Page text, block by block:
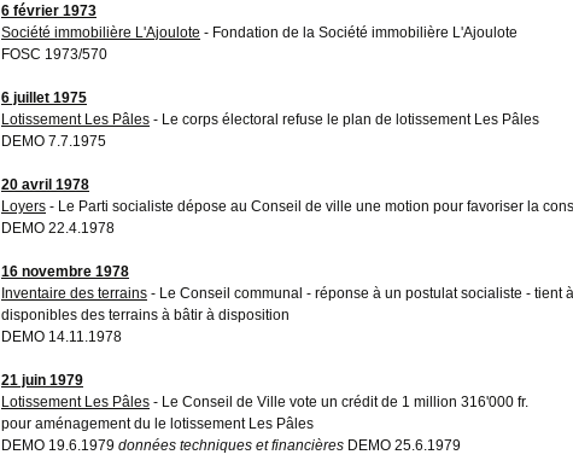
6 février 1973
Société immobilière L'Ajoulote - Fondation de la Société immobilière L'Ajoulote
FOSC 1973/570
6 juillet 1975
Lotissement Les Pâles - Le corps électoral refuse le plan de lotissement Les Pâles
DEMO 7.7.1975
20 avril 1978
Loyers - Le Parti socialiste dépose au Conseil de ville une motion pour favoriser la
DEMO 22.4.1978
16 novembre 1978
Inventaire des terrains - Le Conseil communal - réponse à un postulat socialiste - tient
disponibles des terrains à bâtir à disposition
DEMO 14.11.1978
21 juin 1979
Lotissement Les Pâles - Le Conseil de Ville vote un crédit de 1 million 316'000 fr.
pour aménagement du le lotissement Les Pâles
DEMO 19.6.1979 données techniques et financières DEMO 25.6.1979